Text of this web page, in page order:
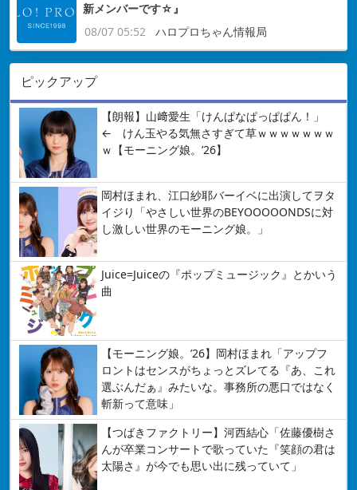
新メンバーです☆』
08/07 05:52
ハロプロちゃん情報局
ピックアップ
【朗報】山﨑愛生「けんぱなぱっぱぱん！」
← けん玉やる気無さすぎて草ｗｗｗｗｗｗｗ
ｗ【モーニング娘。’26】
岡村ほまれ、江口紗耶バーイベに出演してヲタ
イジり「やさしい世界のBEYOOOOONDSに対
し激しい世界のモーニング娘。」
Juice=Juiceの『ポップミュージック』とかいう
曲
【モーニング娘。’26】岡村ほまれ「アップフ
ロントはセンスがちょっとズレてる『あ、これ
選ぶんだぁ』みたいな。事務所の悪口ではなく
斬新って意味」
【つばきファクトリー】河西結心「佐藤優樹さ
んが卒業コンサートで歌っていた『笑顔の君は
太陽さ』が今でも思い出に残っていて」